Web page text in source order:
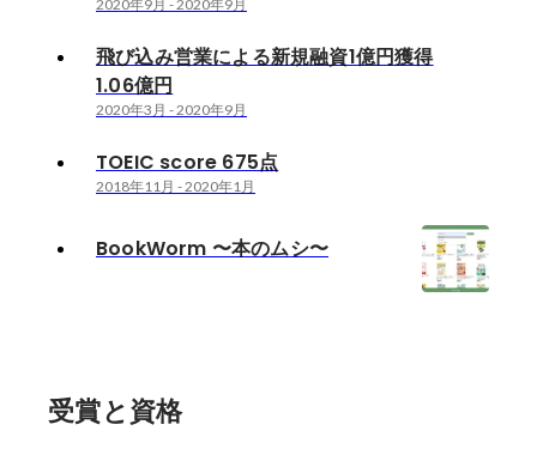
2020年9月 -2020年9月
飛び込み営業による新規融資1億円獲得
1.06億円
2020年3月 -2020年9月
TOEIC score 675点
2018年11月 -2020年1月
BookWorm 〜本のムシ〜
受賞と資格